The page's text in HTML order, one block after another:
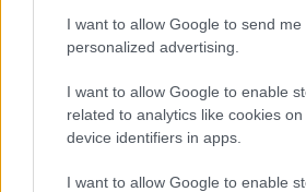
I want to allow Google to send me
personalized advertising.
I want to allow Google to enable
related to analytics like cookies
device identifiers in apps.
I want to allow Google to enable